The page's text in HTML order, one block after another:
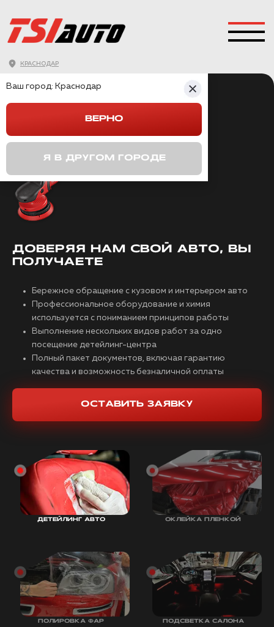
КРАСНОДАР
ДЕТЕЙЛИНГ
ДОВЕРЯЯ НАМ СВОЙ АВТО, ВЫ
ПОЛУЧАЕТЕ
Бережное обращение с кузовом и интерьером авто
Профессиональное оборудование и химия
используется с пониманием принципов работы
Выполнение нескольких видов работ за одно
посещение детейлинг-центра
Полный пакет документов, включая гарантию
качества и возможность безналичной оплаты
ОСТАВИТЬ ЗАЯВКУ
ДЕТЕЙЛИНГ АВТО ОКЛЕЙКА ПЛЕНКОЙ
ПОЛИРОВКА ФАР ПОДСВЕТКА САЛОНА
Ваш город: Краснодар
ВЕРНО
Я В ДРУГОМ ГОРОДЕ